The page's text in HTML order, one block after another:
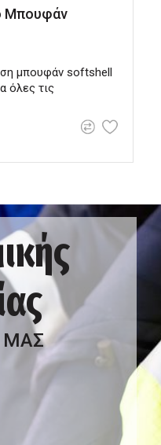
Μπουφάν
μπουφάν softshell
όλες τις
ΜΑΣ